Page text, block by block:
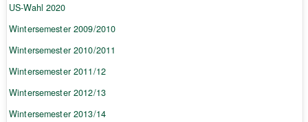
US-Wahl 2020
Wintersemester 2009/2010
Wintersemester 2010/2011
Wintersemester 2011/12
Wintersemester 2012/13
Wintersemester 2013/14